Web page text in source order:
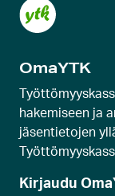
OmaYTK
hakemiseen ja
jäsentietojen
Kirjaudu